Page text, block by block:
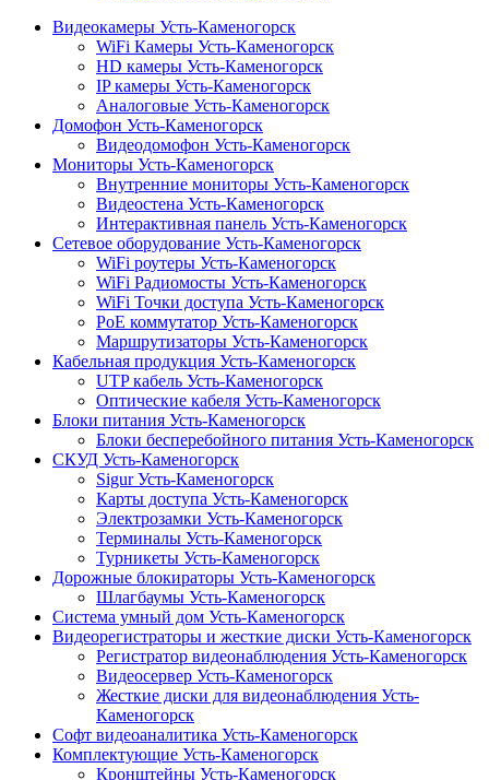
Видеокамеры Усть-Каменогорск
WiFi Камеры Усть-Каменогорск
HD камеры Усть-Каменогорск
IP камеры Усть-Каменогорск
Аналоговые Усть-Каменогорск
Домофон Усть-Каменогорск
Видеодомофон Усть-Каменогорск
Мониторы Усть-Каменогорск
Внутренние мониторы Усть-Каменогорск
Видеостена Усть-Каменогорск
Интерактивная панель Усть-Каменогорск
Сетевое оборудование Усть-Каменогорск
WiFi роутеры Усть-Каменогорск
WiFi Радиомосты Усть-Каменогорск
WiFi Точки доступа Усть-Каменогорск
PoE коммутатор Усть-Каменогорск
Маршрутизаторы Усть-Каменогорск
Кабельная продукция Усть-Каменогорск
UTP кабель Усть-Каменогорск
Оптические кабеля Усть-Каменогорск
Блоки питания Усть-Каменогорск
Блоки бесперебойного питания Усть-Каменогорск
СКУД Усть-Каменогорск
Sigur Усть-Каменогорск
Карты доступа Усть-Каменогорск
Электрозамки Усть-Каменогорск
Терминалы Усть-Каменогорск
Турникеты Усть-Каменогорск
Дорожные блокираторы Усть-Каменогорск
Шлагбаумы Усть-Каменогорск
Система умный дом Усть-Каменогорск
Видеорегистраторы и жесткие диски Усть-Каменогорск
Регистратор видеонаблюдения Усть-Каменогорск
Видеосервер Усть-Каменогорск
Жесткие диски для видеонаблюдения Усть-
Каменогорск
Софт видеоаналитика Усть-Каменогорск
Комплектующие Усть-Каменогорск
Кронштейны Усть-Каменогорск